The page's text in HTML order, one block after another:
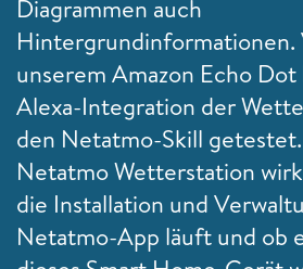
Diagrammen auch
unserem Amazon Echo
Alexa-Integration der
den Netatmo-Skill getestet.
Netatmo Wetterstation
die Installation und
Netatmo-App läuft und ob